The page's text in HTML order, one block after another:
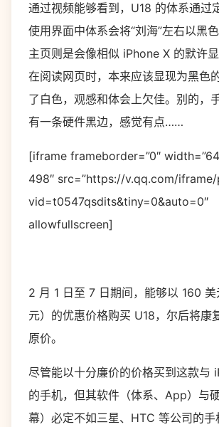
通过视频能够看到，U18 的体系通过
使用界面中体系会将“刘海”左右以黑
主页则是会像相似 iPhone X 的默许
在阅读网页时，本来应该显现为黑色
了白色，观感和体会上欠佳。别的，
有一条硬件黑边，感觉有点……
[iframe frameborder=”0″
498″ src=”https://v.qq.com/
vid=t0547qsdits&tiny=0&auto=0″
allowfullscreen]
2 月 1 日至 7 日期间，能够以 160 美
元）的优惠价格购买 U18，尔后将康
原价。
尽管能以十分廉价的价格买到这款与
的手机，但其软件（体系、App）与
幕）必定不如三星、HTC 等公司的手